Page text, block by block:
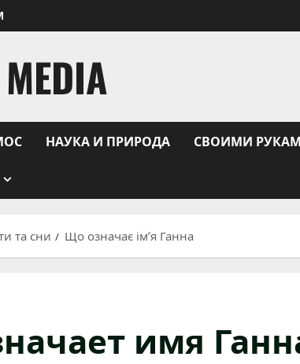
НАУКА И ПРИРОДА СВОИМИ
та сни Що означає ім’я Ганна
имя